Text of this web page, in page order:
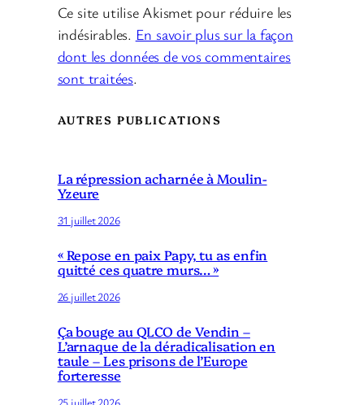
Ce site utilise Akismet pour réduire les
indésirables. En savoir plus sur la façon
dont les données de vos commentaires
sont traitées.
AUTRES PUBLICATIONS
La répression acharnée à Moulin-
Yzeure
31 juillet 2026
« Repose en paix Papy, tu as enfin
quitté ces quatre murs… »
26 juillet 2026
Ça bouge au QLCO de Vendin –
L’arnaque de la déradicalisation en
taule – Les prisons de l’Europe
forteresse
25 juillet 2026